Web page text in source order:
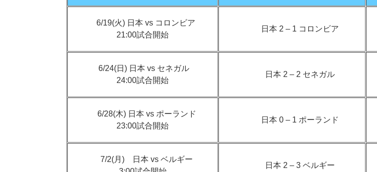
6/19(火) 日本 vs コロンビア
21:00試合開始
日本 2 – 1 コロンビア
6/24(日) 日本 vs セネガル
24:00試合開始
日本 2 – 2 セネガル
6/28(木) 日本 vs ポーランド
23:00試合開始
日本 0 – 1 ポーランド
7/2(月) 日本 vs ベルギー
日本 2 – 3 ベルギー